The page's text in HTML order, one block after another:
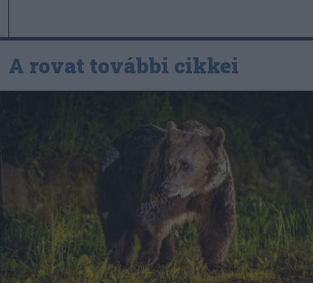
A rovat további cikkei